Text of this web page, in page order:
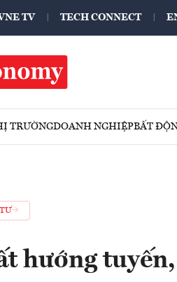
TV TECH CONNECT
TRƯỜNGDOANH NGHIỆPBẤT
hướng